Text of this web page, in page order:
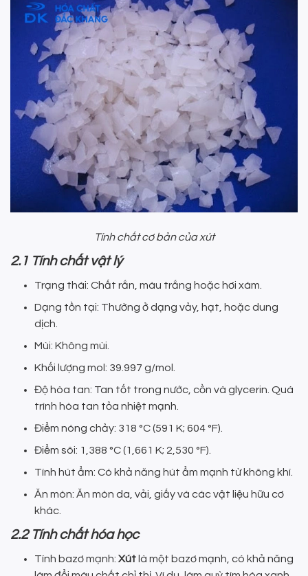
Tính chất cơ bản của xút
2.1 Tính chất vật lý
Trạng thái: Chất rắn, màu trắng hoặc hơi xám.
Dạng tồn tại: Thường ở dạng vảy, hạt, hoặc dung
dịch.
Mùi: Không mùi.
Khối lượng mol: 39.997 g/mol.
Độ hòa tan: Tan tốt trong nước, cồn và glycerin. Quá
trình hòa tan tỏa nhiệt mạnh.
Điểm nóng chảy: 318 °C (591 K; 604 °F).
Điểm sôi: 1,388 °C (1,661 K; 2,530 °F).
Tính hút ẩm: Có khả năng hút ẩm mạnh từ không khí.
Ăn mòn: Ăn mòn da, vải, giấy và các vật liệu hữu cơ
khác.
2.2 Tính chất hóa học
Tính bazơ mạnh: Xútlà một bazơ mạnh, có khả năng